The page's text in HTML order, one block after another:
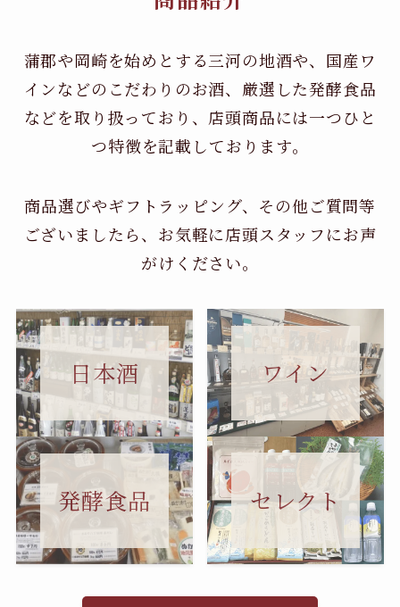
蒲郡や岡崎を始めとする三河の地酒や、国産ワ
インなどのこだわりのお酒、 厳選した発酵食品
などを取り扱っており、店頭商品には一つひと
つ特徴を記載しております。
商品選びやギフトラッピング、その他ご質問等
ございましたら、お気軽に店頭スタッフにお声
がけください。
日本酒 ワイン
発酵食品 セレクト